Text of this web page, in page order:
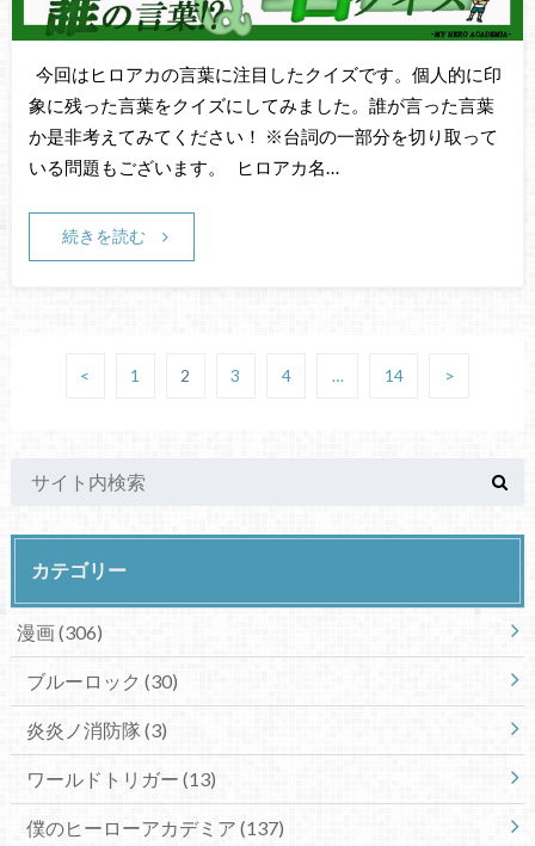
今回はヒロアカの言葉に注目したクイズです。個人的に印
象に残った言葉をクイズにしてみました。誰が言った言葉
か是非考えてみてください！ ※台詞の一部分を切り取って
いる問題もございます。 ヒロアカ名…
続きを読む
< 1 2 3 4 … 14 >
カテゴリー
漫画(306)
ブルーロック (30)
炎炎ノ消防隊 (3)
ワールドトリガー (13)
僕のヒーローアカデミア (137)